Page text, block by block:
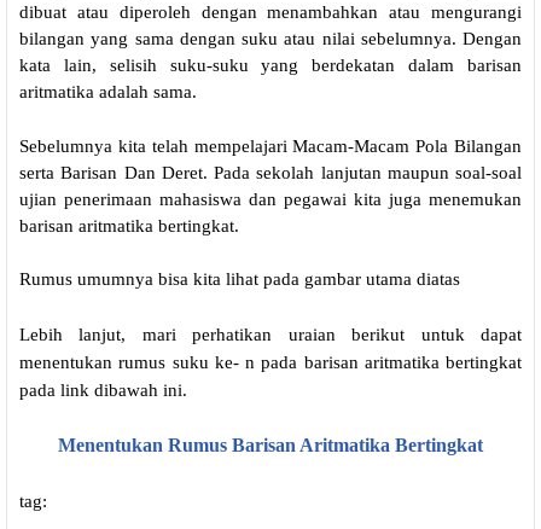
dibuat atau diperoleh dengan menambahkan atau mengurangi
bilangan yang sama dengan suku atau nilai sebelumnya. Dengan
kata lain, selisih suku-suku yang berdekatan dalam barisan
aritmatika adalah sama.
Sebelumnya kita telah mempelajari Macam-Macam Pola Bilangan
serta Barisan Dan Deret. Pada sekolah lanjutan maupun soal-soal
ujian penerimaan mahasiswa dan pegawai kita juga menemukan
barisan aritmatika bertingkat.
Rumus umumnya bisa kita lihat pada gambar utama diatas
Lebih lanjut, mari perhatikan uraian berikut untuk dapat
menentukan rumus suku ke- n pada barisan aritmatika bertingkat
pada link dibawah ini.
Menentukan Rumus Barisan Aritmatika Bertingkat
tag: